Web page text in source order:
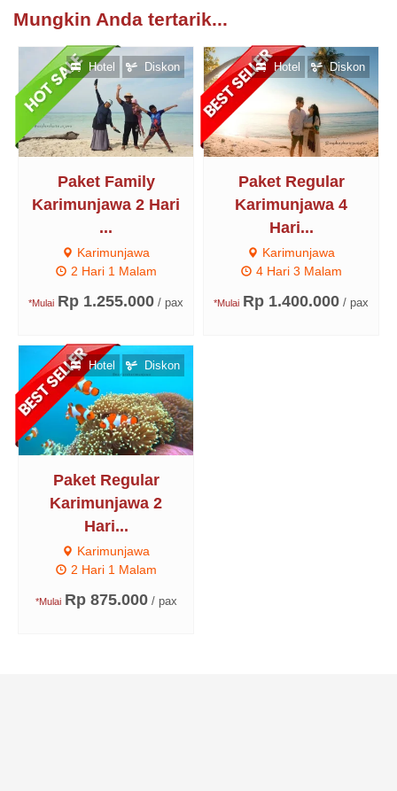
Mungkin Anda tertarik...
Paket Family
Karimunjawa 2 Hari
...
Karimunjawa
2 Hari 1 Malam
*Mulai Rp 1.255.000 / pax
Hotel Diskon
Paket Regular
Karimunjawa 4
Hari...
Karimunjawa
4 Hari 3 Malam
*Mulai Rp 1.400.000 / pax
Hotel Diskon
Paket Regular
Karimunjawa 2
Hari...
Karimunjawa
2 Hari 1 Malam
*Mulai Rp 875.000 / pax
Hotel Diskon